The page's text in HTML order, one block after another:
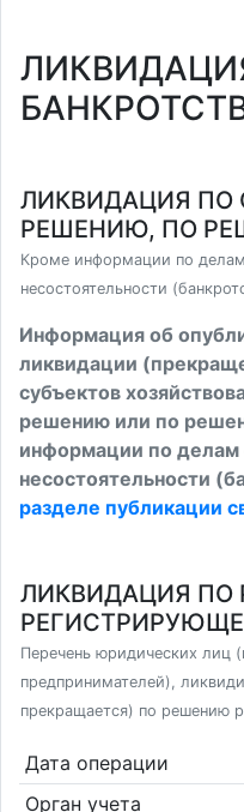
ЛИКВИДАЦИЯ ПО
РЕШЕНИЮ, ПО
Кроме информации по
несостоятельности
Информация об
ликвидации
субъектов
решению или по
информации по делам
несостоятельности
разделе публикации
ЛИКВИДАЦИЯ
Перечень юридических лиц
предпринимателей),
прекращается) по решению
Дата операции
Орган учета